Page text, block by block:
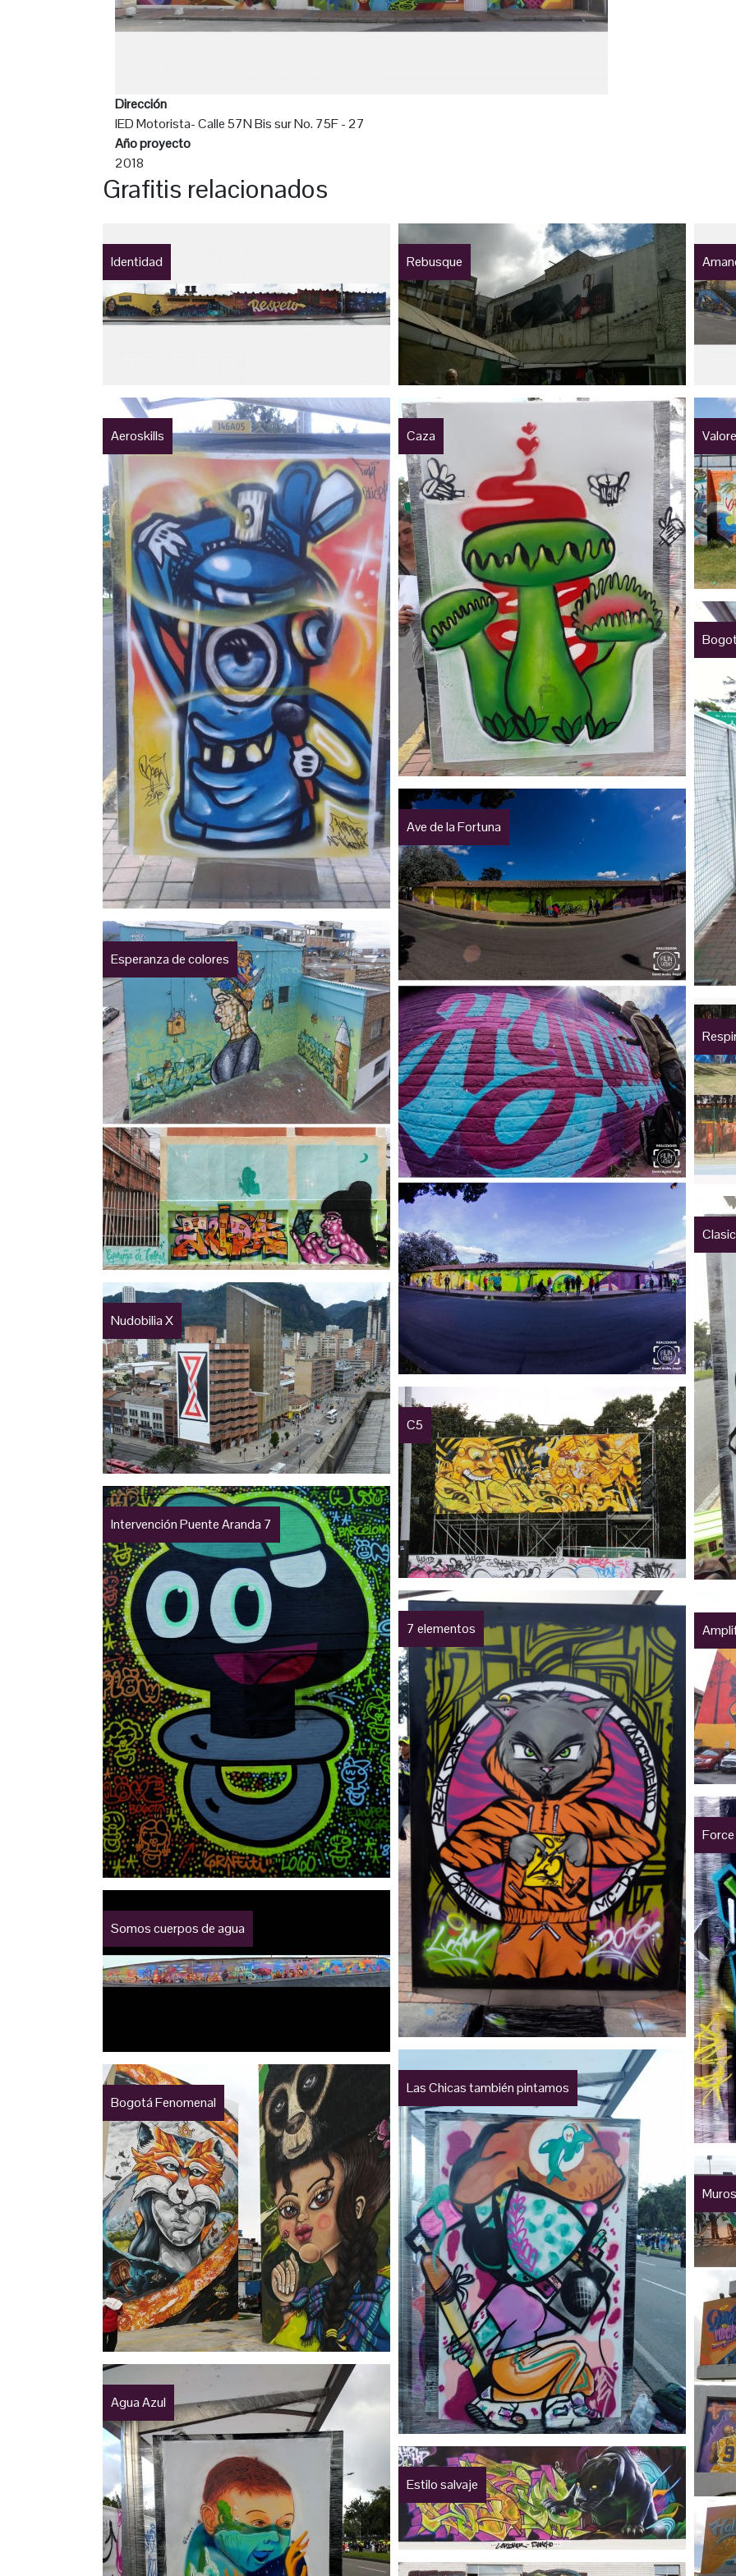
Dirección
IED Motorista- Calle 57N Bis sur No. 75F - 27
Año proyecto
2018
Grafitis relacionados
Identidad Rebusque
Aeroskills Caza
Ave de la Fortuna
Esperanza de colores
Nudobilia X
C5
Intervención Puente Aranda 7
7 elementos
Somos cuerpos de agua
Las Chicas también pintamos
Bogotá Fenomenal
Agua Azul
Estilo salvaje